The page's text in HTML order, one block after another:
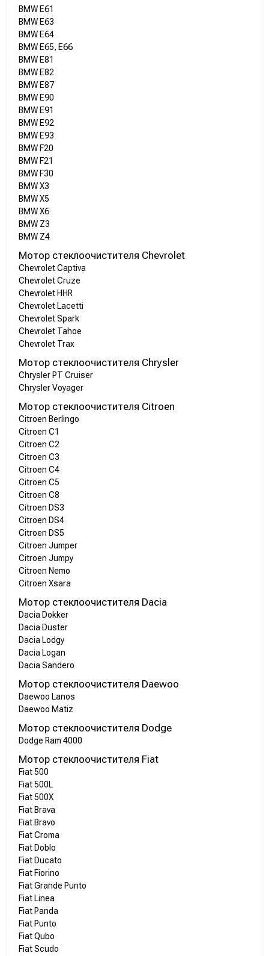
BMW E61
BMW E63
BMW E64
BMW E65, E66
BMW E81
BMW E82
BMW E87
BMW E90
BMW E91
BMW E92
BMW E93
BMW F20
BMW F21
BMW F30
BMW X3
BMW X5
BMW X6
BMW Z3
BMW Z4
Мотор стеклоочистителя Chevrolet
Chevrolet Captiva
Chevrolet Cruze
Chevrolet HHR
Chevrolet Lacetti
Chevrolet Spark
Chevrolet Tahoe
Chevrolet Trax
Мотор стеклоочистителя Chrysler
Chrysler PT Cruiser
Chrysler Voyager
Мотор стеклоочистителя Citroen
Citroen Berlingo
Citroen C1
Citroen C2
Citroen C3
Citroen C4
Citroen C5
Citroen C8
Citroen DS3
Citroen DS4
Citroen DS5
Citroen Jumper
Citroen Jumpy
Citroen Nemo
Citroen Xsara
Мотор стеклоочистителя Dacia
Dacia Dokker
Dacia Duster
Dacia Lodgy
Dacia Logan
Dacia Sandero
Мотор стеклоочистителя Daewoo
Daewoo Lanos
Daewoo Matiz
Мотор стеклоочистителя Dodge
Dodge Ram 4000
Мотор стеклоочистителя Fiat
Fiat 500
Fiat 500L
Fiat 500X
Fiat Brava
Fiat Bravo
Fiat Croma
Fiat Doblo
Fiat Ducato
Fiat Fiorino
Fiat Grande Punto
Fiat Linea
Fiat Panda
Fiat Punto
Fiat Qubo
Fiat Scudo